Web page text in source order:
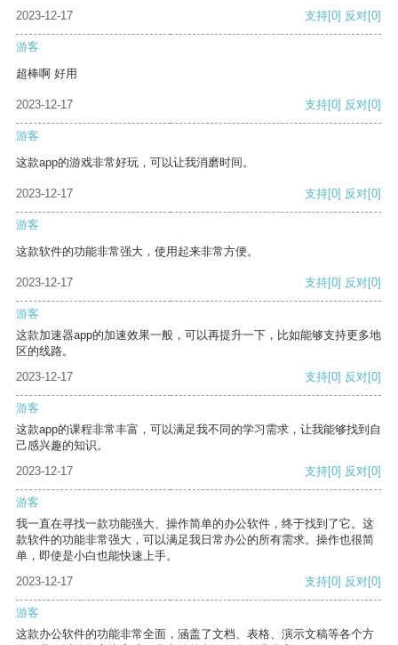
2023-12-17 支持[0] 反对[0]
游客
超棒啊 好用
2023-12-17 支持[0] 反对[0]
游客
这款app的游戏非常好玩，可以让我消磨时间。
2023-12-17 支持[0] 反对[0]
游客
这款软件的功能非常强大，使用起来非常方便。
2023-12-17 支持[0] 反对[0]
游客
这款加速器app的加速效果一般，可以再提升一下，比如能够支持更多地
区的线路。
2023-12-17
支持[0] 反对[0]
游客
这款app的课程非常丰富，可以满足我不同的学习需求，让我能够找到自
己感兴趣的知识。
2023-12-17
支持[0] 反对[0]
游客
我一直在寻找一款功能强大、操作简单的办公软件，终于找到了它。这
款软件的功能非常强大，可以满足我日常办公的所有需求。操作也很简
单，即使是小白也能快速上手。
2023-12-17
支持[0] 反对[0]
游客
这款办公软件的功能非常全面，涵盖了文档、表格、演示文稿等各个方